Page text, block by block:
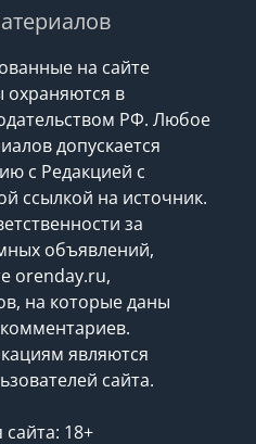
на сайте
в
РФ. Любое
допускается
с Редакцией с
ссылкой на источник.
за
объявлений,
orenday.ru,
на которые даны
являются
сайта.
сайта: 18+